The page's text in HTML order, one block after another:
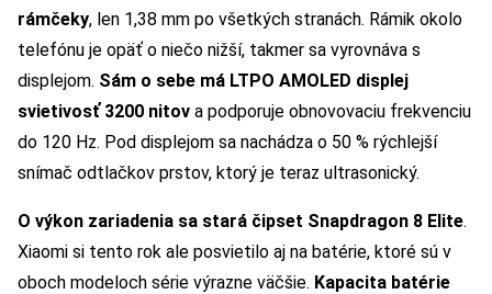
rámčeky, len 1,38 mm po všetkých stranách. Rámik okolo
telefónu je opäť o niečo nižší, takmer sa vyrovnáva s
displejom. Sám o sebe má LTPO AMOLED displej
svietivosť 3200 nitov a podporuje obnovovaciu frekvenciu
do 120 Hz. Pod displejom sa nachádza o 50 % rýchlejší
snímač odtlačkov prstov, ktorý je teraz ultrasonický.
O výkon zariadenia sa stará čipset Snapdragon 8 Elite.
Xiaomi si tento rok ale posvietilo aj na batérie, ktoré sú v
oboch modeloch série výrazne väčšie. Kapacita batérie